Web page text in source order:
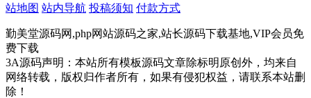
站地图 站内导航 投稿须知 付款方式
勤美堂源码网,php网站源码之家,站长源码下载基地,VIP会员免
费下载
3A源码声明：本站所有模板源码文章除标明原创外，均来自
网络转载，版权归作者所有，如果有侵犯权益，请联系本站删
除！